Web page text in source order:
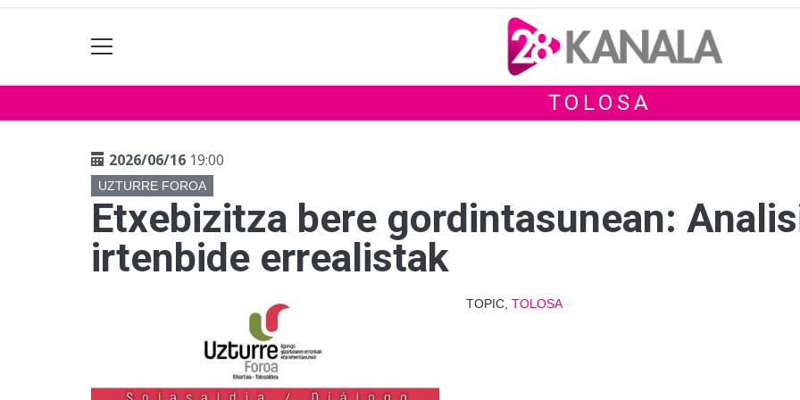
TOLOSA
2026/06/16 19:00
UZTURRE FOROA
Etxebizitza bere gordintasunean:
irtenbide errealistak
TOPIC, TOLOSA